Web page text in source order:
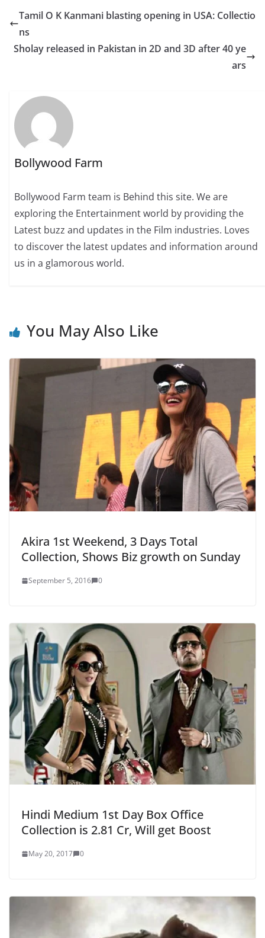
Tamil O K Kanmani blasting opening in USA: Collectio
ns
Sholay released in Pakistan in 2D and 3D after 40 ye
ars
Bollywood Farm
Bollywood Farm team is Behind this site. We are
exploring the Entertainment world by providing the
Latest buzz and updates in the Film industries. Loves
to discover the latest updates and information around
us in a glamorous world.
You May Also Like
Akira 1st Weekend, 3 Days Total
Collection, Shows Biz growth on Sunday
September 5, 2016 0
Hindi Medium 1st Day Box Office
Collection is 2.81 Cr, Will get Boost
May 20, 2017 0